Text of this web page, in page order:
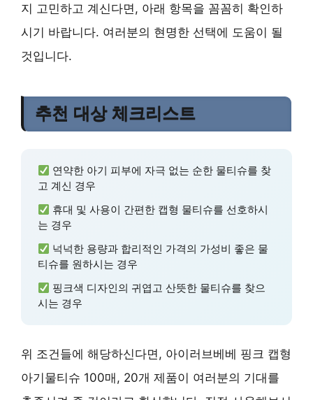
지 고민하고 계신다면, 아래 항목을 꼼꼼히 확인하
시기 바랍니다. 여러분의 현명한 선택에 도움이 될
것입니다.
추천 대상 체크리스트
연약한 아기 피부에 자극 없는 순한 물티슈를 찾
고 계신 경우
휴대 및 사용이 간편한 캡형 물티슈를 선호하시
는 경우
넉넉한 용량과 합리적인 가격의 가성비 좋은 물
티슈를 원하시는 경우
핑크색 디자인의 귀엽고 산뜻한 물티슈를 찾으
시는 경우
위 조건들에 해당하신다면, 아이러브베베 핑크 캡형
아기물티슈 100매, 20개 제품이 여러분의 기대를